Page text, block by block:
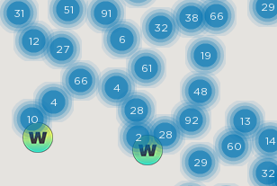
66
10
27
91
29
60
48
61
92
31
12
28
66
38
19
32
28
4
2
32
6
13
51
14
4
29